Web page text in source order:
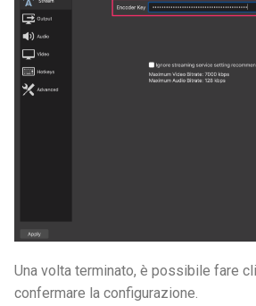
Una volta terminato, è possibile fare
confermare la configurazione.